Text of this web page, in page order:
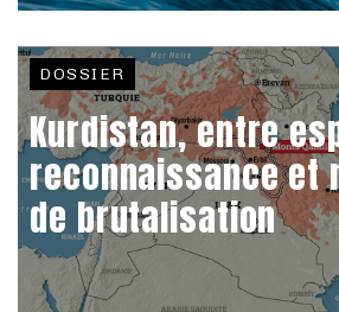
DOSSIER
Kurdistan, entre
reconnaissance et
de brutalisation